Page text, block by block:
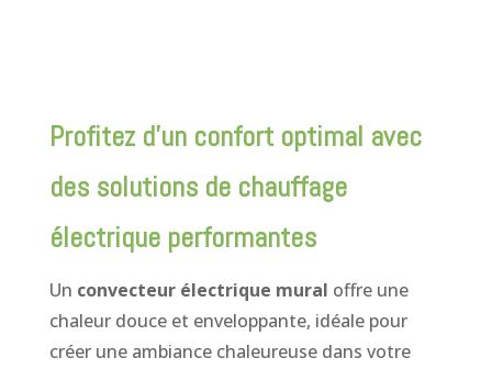
Profitez d’un confort optimal avec
des solutions de chauffage
électrique performantes
Un convecteur électrique mural offre une
chaleur douce et enveloppante, idéale pour
créer une ambiance chaleureuse dans votre